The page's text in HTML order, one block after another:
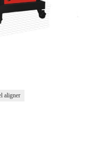
aligner